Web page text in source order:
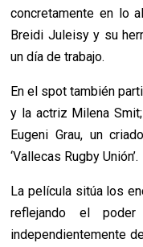
concretamente en lo
Breidi Juleisy y su
un día de trabajo.
En el spot también
y la actriz Milena
Eugeni Grau, un
‘Vallecas Rugby Unión’.
La película sitúa los
reflejando el
independientemente